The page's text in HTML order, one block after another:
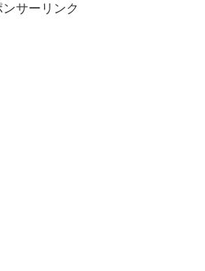
ンサーリンク